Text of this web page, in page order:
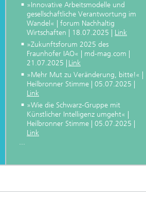
»Innovative Arbeitsmodelle und
gesellschaftliche Verantwortung im
Wandel« | forum Nachhaltig
Wirtschaften | 18.07.2025 | Link
»Zukunftsforum 2025 des
Fraunhofer IAO« | md-mag.com |
21.07.2025 | Link
»Mehr Mut zu Veränderung, bitte!« |
Heilbronner Stimme | 05.07.2025 |
Link
»Wie die Schwarz-Gruppe mit
Künstlicher Intelligenz umgeht« |
Heilbronner Stimme | 05.07.2025 |
Link
...